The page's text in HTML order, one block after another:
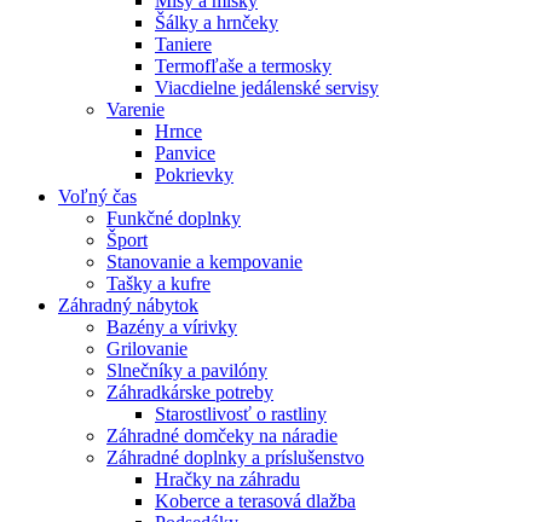
Šálky a hrnčeky
Taniere
Termofľaše a termosky
Viacdielne jedálenské servisy
Varenie
Hrnce
Panvice
Pokrievky
Voľný čas
Funkčné doplnky
Šport
Stanovanie a kempovanie
Tašky a kufre
Záhradný nábytok
Bazény a vírivky
Grilovanie
Slnečníky a pavilóny
Záhradkárske potreby
Starostlivosť o rastliny
Záhradné domčeky na náradie
Záhradné doplnky a príslušenstvo
Hračky na záhradu
Koberce a terasová dlažba